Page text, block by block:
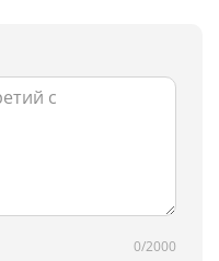
0/2000